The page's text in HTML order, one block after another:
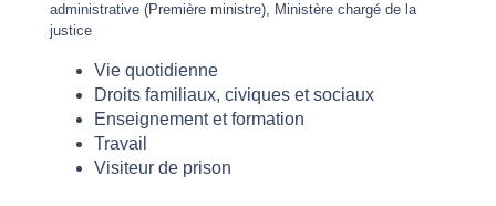
administrative (Première ministre), Ministère chargé de la
justice
Vie quotidienne
Droits familiaux, civiques et sociaux
Enseignement et formation
Travail
Visiteur de prison